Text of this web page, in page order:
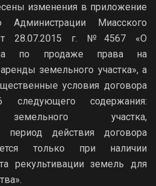
изменения в приложение
Миасского
от 28.07.2015 г. №4567 «О
по продаже права на
земельного участка», а
условия договора
содержания:
земельного участка,
период действия договора
только при наличии
рекультивации земель для